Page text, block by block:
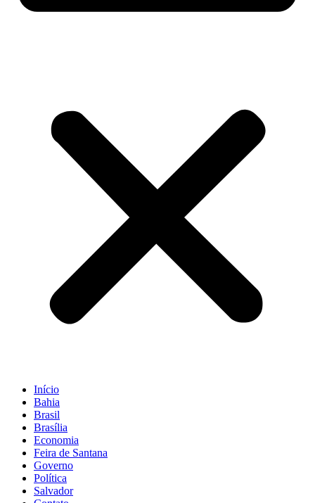
Início
Bahia
Brasil
Brasília
Economia
Feira de Santana
Governo
Política
Salvador